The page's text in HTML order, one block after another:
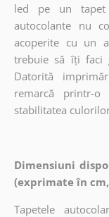
led pe un tapet
autocolante nu
acoperite cu un
trebuie să îți faci
Datorită
remarcă printr-o
stabilitatea
Dimensiuni
(exprimate în
Tapetele